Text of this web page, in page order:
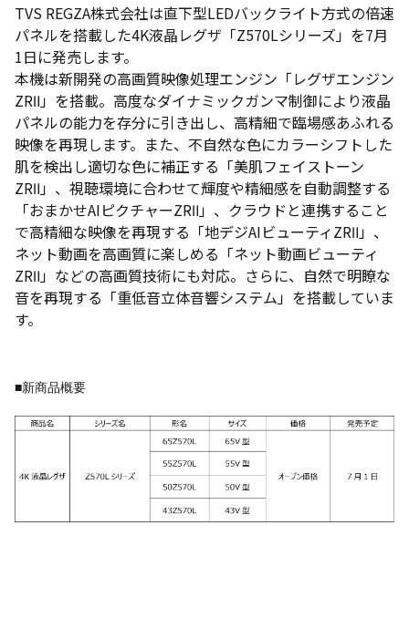
TVS REGZA株式会社は直下型LEDバックライト方式の倍速
パネルを搭載した4K液晶レグザ「Z570Lシリーズ」を7月
1日に発売します。
本機は新開発の高画質映像処理エンジン「レグザエンジン
ZRⅡ」を搭載。高度なダイナミックガンマ制御により液晶
パネルの能力を存分に引き出し、高精細で臨場感あふれる
映像を再現します。また、不自然な色にカラーシフトした
肌を検出し適切な色に補正する「美肌フェイストーン
ZRⅡ」、視聴環境に合わせて輝度や精細感を自動調整する
「おまかせAIピクチャーZRⅡ」、クラウドと連携すること
で高精細な映像を再現する「地デジAIビューティZRⅡ」、
ネット動画を高画質に楽しめる「ネット動画ビューティ
ZRⅡ」などの高画質技術にも対応。さらに、自然で明瞭な
音を再現する「重低音立体音響システム」を搭載していま
す。
■新商品概要